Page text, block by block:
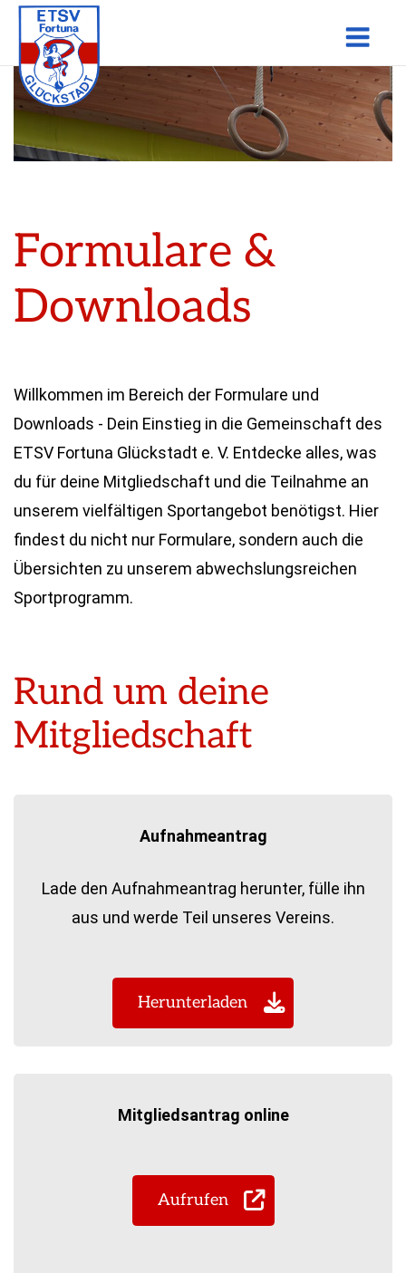
Skip
content
Formulare &
Downloads
Willkommen im Bereich der Formulare und
Downloads - Dein Einstieg in die Gemeinschaft des
ETSV Fortuna Glückstadt e. V. Entdecke alles, was
du für deine Mitgliedschaft und die Teilnahme an
unserem vielfältigen Sportangebot benötigst. Hier
findest du nicht nur Formulare, sondern auch die
Übersichten zu unserem abwechslungsreichen
Sportprogramm.
Rund um deine
Mitgliedschaft
Aufnahmeantrag
Lade den Aufnahmeantrag herunter, fülle ihn
aus und werde Teil unseres Vereins.
Herunterladen
Mitgliedsantrag online
Aufrufen